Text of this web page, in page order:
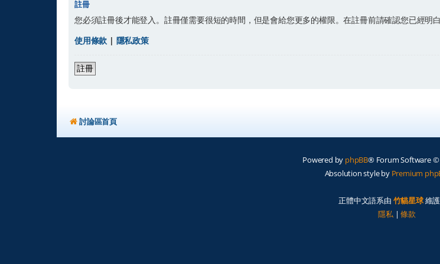
註冊
您必須註冊後才能登入。註冊僅需要很短的時間，但是會給您更多的權限。在註冊前請確認您已經明
使用條款 | 隱私政策
註冊
討論區首頁
Powered by phpBB® Forum Software
Absolution style by Premium
正體中文語系由 竹貓星球維
隱私 |條款